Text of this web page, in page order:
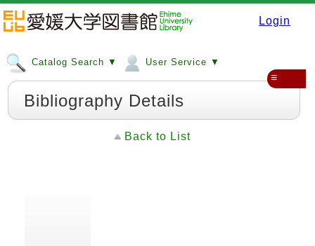
Login
Catalog Search ▼ User Service ▼
≡
Bibliography Details
Back to List